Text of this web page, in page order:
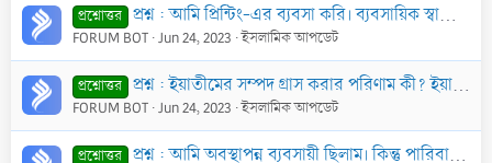
প্রশ্নোত্তর প্রশ্ন : আমি প্রিন্টিং-এর ব্যবসা করি। ব্যবসায়িক স্বার্থে আমাকে বিভিন্ন প্রতিষ্ঠানের শিরক-বিদ‘আত, হারাম-হালাল ইত্যাদি কার্যাবলীর পোস্টার, দাওয়াতকার্ড ই
FORUM BOT Jun 24, 2023 ইসলামিক আপডেট
প্রশ্নোত্তর প্রশ্ন : ইয়াতীমের সম্পদ গ্রাস করার পরিণাম কী? ইয়াতীমের মাল দেখাশোনা বা ব্যবসায় খাটালে তা থেকে লভ্যাংশ নেয়া কি জায়েয?
FORUM BOT Jun 24, 2023 ইসলামিক আপডেট
প্রশ্নোত্তর প্রশ্ন : আমি অবস্থাপন্ন ব্যবসায়ী ছিলাম। কিন্তু পারিবারিক সমস্যার কারণে বর্তমানে বড় আকারে ঋণগ্রস্ত হয়ে পড়েছি। আমি কি যাকাতের হকদার হব? যদি হই তবে যাকাত